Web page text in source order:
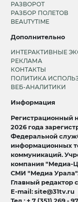
РАЗВОРОТ
РАЗБОР ПОЛЕТОВ
BEAUTYTIME
Дополнительно
ИНТЕРАКТИВНЫЕ
РЕКЛАМА
КОНТАКТЫ
ПОЛИТИКА
ВЕБ-АНАЛИТИКИ
Информация
Регистрационный
2026 года
Федеральной
информационных
коммуникаций.
компания "Медиа-
СМИ "Медиа
Главный редактор
E-mail: site@31tv.ru
Тел.: + 7 (351) 269 -